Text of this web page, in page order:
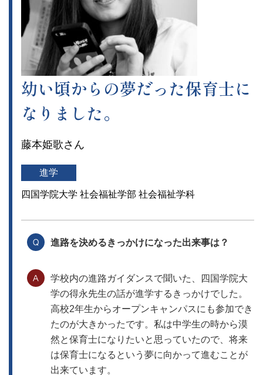
幼い頃からの夢だった保育士に
なりました。
藤本姫歌さん
進学
四国学院大学 社会福祉学部 社会福祉学科
進路を決めるきっかけになった出来事は？
学校内の進路ガイダンスで聞いた、四国学院大
学の得永先生の話が進学するきっかけでした。
高校2年生からオープンキャンパスにも参加でき
たのが大きかったです。私は中学生の時から漠
然と保育士になりたいと思っていたので、将来
は保育士になるという夢に向かって進むことが
出来ています。